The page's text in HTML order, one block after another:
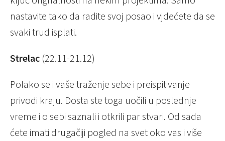
nastavite tako da radite svoj posao i vjdećete da se
svaki trud isplati.
Strelac (22.11-21.12)
Polako se i vaše traženje sebe i preispitivanje
privodi kraju. Dosta ste toga uočili u poslednje
vreme i o sebi saznali i otkrili par stvari. Od sada
ćete imati drugačiji pogled na svet oko vas i više